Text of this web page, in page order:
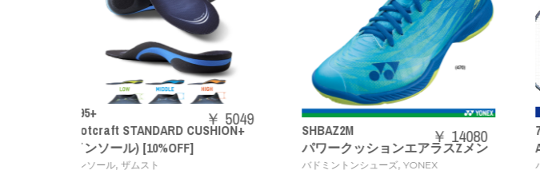
SHBAZ2M
パワークッションエアラスZメン
バドミントンシューズ
￥ 14080
73JTB406
ACROSPEED6
バドミントンラケット,MIZUNO
￥ 18480